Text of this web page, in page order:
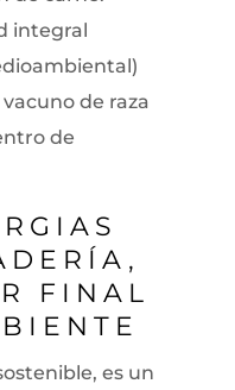
integral
de raza
de
FINAL
es un